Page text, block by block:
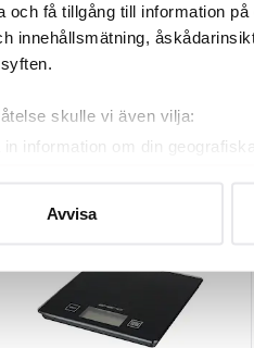
och få tillgång till information
innehållsmätning,
skulle vi även vilja:
in information om din
ditt samtycke när som
cookies för att innehållet och
vår trafik och göra
Avvisa